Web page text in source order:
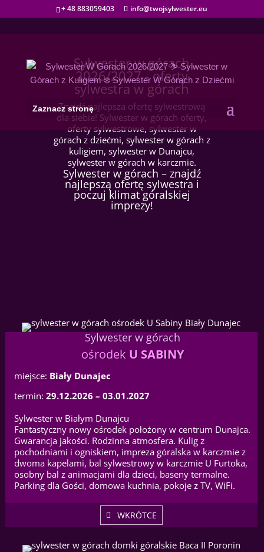
+ 48 883059403 info@twojsylwester.eu
Zaznacz stronę
Sylwester w górach
2026/2027 - oferty
sylwestra w górach
Znajdź najlepsza ofertę sylwestrową
dla siebie! Sylwester w górach oferty,
oferty sylwestrowe, sylwester w
górach z dziećmi, sylwester w górach z
kuligiem, sylwester w Dunajcu,
sylwester w górach w karczmie.
Sylwester w górach – znajdź
najlepszą ofertę sylwestra i
poczuj klimat góralskiej
imprezy!
Sylwester w górach
ośrodekU SABINY
miejsce: Biały Dunajec
termin: 29.12.2026 – 03.01.2027
Sylwester w Białym Dunajcu
Fantastyczny nowy ośrodek położony w centrum Dunajca.
Gwarancja jakości. Rodzinna atmosfera. Kulig z
pochodniami i ogniskiem, impreza góralska w karczmie z
dwoma kapelami, bal sylwestrowy w karczmie U Furtoka,
osobny bal z animacjami dla dzieci, baseny termalne.
Parking dla Gości, domowa kuchnia, pokoje z TV, WiFi.
WKRÓTCE